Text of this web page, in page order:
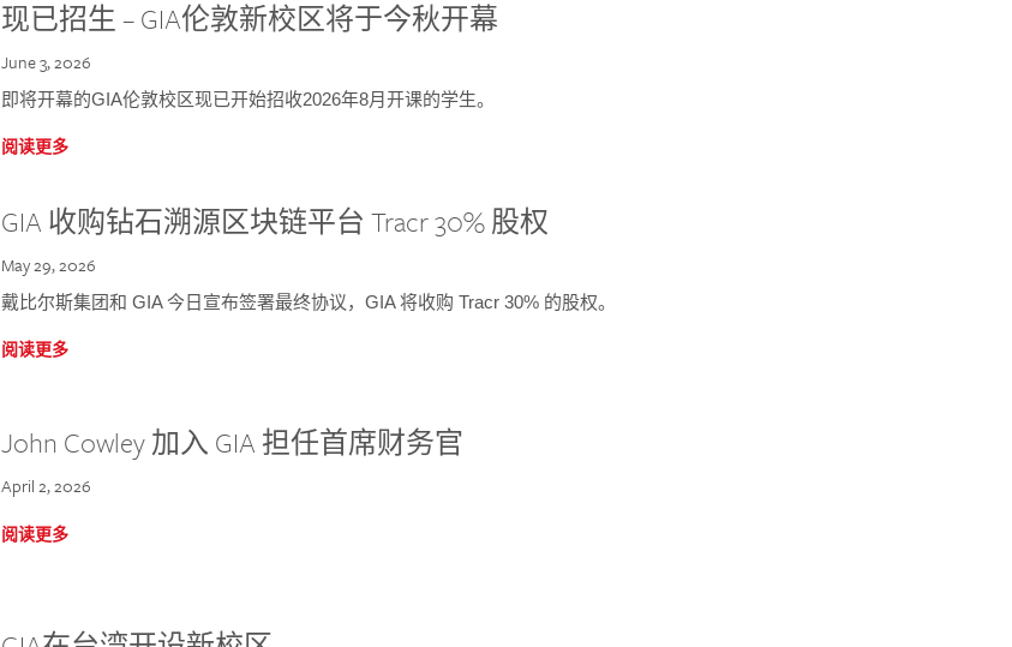
现已招生 – GIA伦敦新校区将于今秋开幕
June 3, 2026
即将开幕的GIA伦敦校区现已开始招收2026年8月开课的学生。
阅读更多
GIA 收购钻石溯源区块链平台 Tracr 30% 股权
May 29, 2026
戴比尔斯集团和 GIA 今日宣布签署最终协议，GIA 将收购 Tracr 30% 的股权。
阅读更多
John Cowley 加入 GIA 担任首席财务官
April 2, 2026
阅读更多